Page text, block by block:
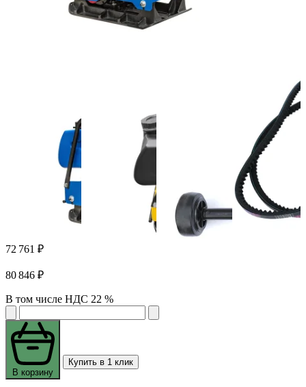
72 761 ₽
80 846 ₽
В том числе НДС 22 %
В корзину
Купить в 1 клик